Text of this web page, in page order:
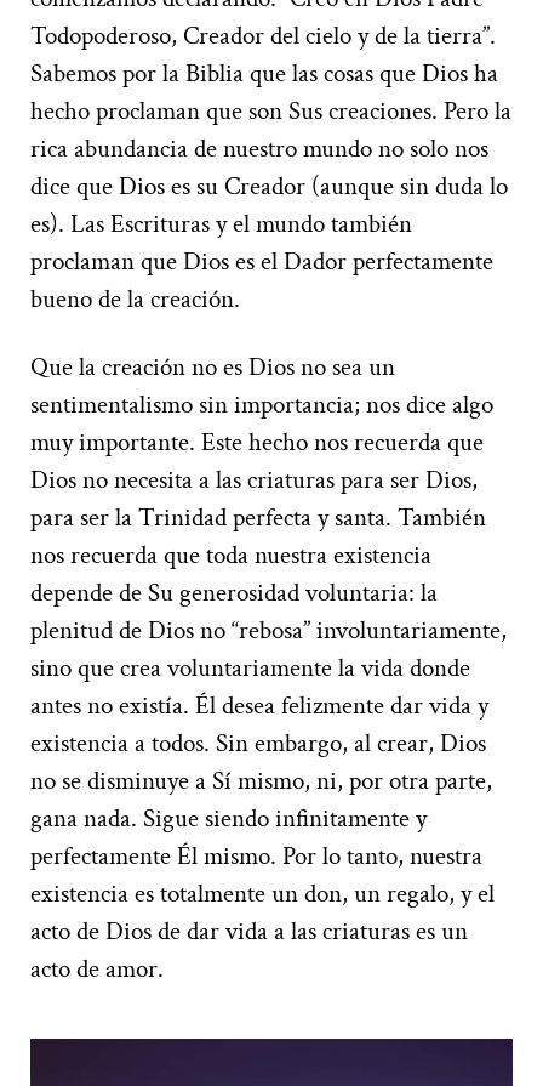
Todopoderoso, Creador del cielo y de la tierra”.
Sabemos por la Biblia que las cosas que Dios ha
hecho proclaman que son Sus creaciones. Pero la
rica abundancia de nuestro mundo no solo nos
dice que Dios es su Creador (aunque sin duda lo
es). Las Escrituras y el mundo también
proclaman que Dios es el Dador perfectamente
bueno de la creación.
Que la creación no es Dios no sea un
sentimentalismo sin importancia; nos dice algo
muy importante. Este hecho nos recuerda que
Dios no necesita a las criaturas para ser Dios,
para ser la Trinidad perfecta y santa. También
nos recuerda que toda nuestra existencia
depende de Su generosidad voluntaria: la
plenitud de Dios no “rebosa” involuntariamente,
sino que crea voluntariamente la vida donde
antes no existía. Él desea felizmente dar vida y
existencia a todos. Sin embargo, al crear, Dios
no se disminuye a Sí mismo, ni, por otra parte,
gana nada. Sigue siendo infinitamente y
perfectamente Él mismo. Por lo tanto, nuestra
existencia es totalmente un don, un regalo, y el
acto de Dios de dar vida a las criaturas es un
acto de amor.